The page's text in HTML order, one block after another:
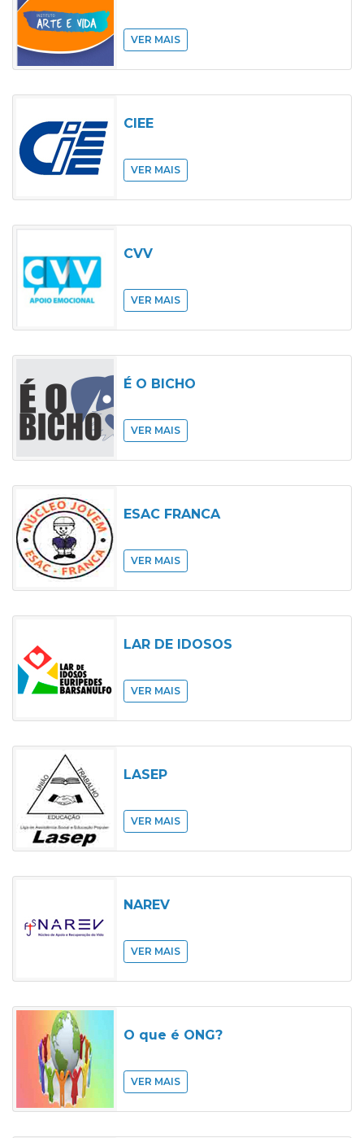
VER MAIS
CIEE
VER MAIS
CVV
VER MAIS
É O BICHO
VER MAIS
ESAC FRANCA
VER MAIS
LAR DE IDOSOS
VER MAIS
LASEP
VER MAIS
NAREV
VER MAIS
O que é ONG?
VER MAIS